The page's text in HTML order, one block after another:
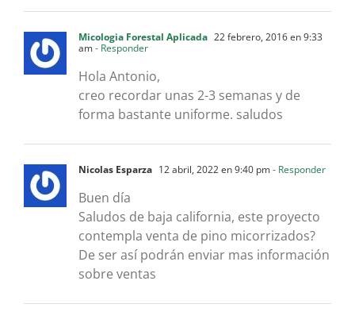
Micologia Forestal Aplicada 22 febrero, 2016 en 9:33
am- Responder
Hola Antonio,
creo recordar unas 2-3 semanas y de
forma bastante uniforme. saludos
Nicolas Esparza 12 abril, 2022 en 9:40 pm- Responder
Buen día
Saludos de baja california, este proyecto
contempla venta de pino micorrizados?
De ser así podrán enviar mas información
sobre ventas